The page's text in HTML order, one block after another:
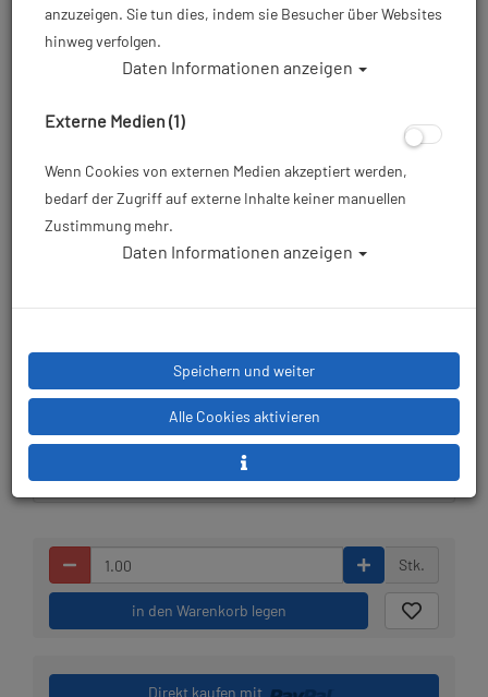
Schnorcheltasche
19,00 €*
Werktagen: lagernd
Stk.
in den Warenkorb legen
Direkt kaufen mit
anzuzeigen. Sie tun dies, indem sie Besucher über Websites
hinweg verfolgen.
Daten Informationen anzeigen
Externe Medien (1)
Wenn Cookies von externen Medien akzeptiert werden,
bedarf der Zugriff auf externe Inhalte keiner manuellen
Zustimmung mehr.
Daten Informationen anzeigen
Speichern und weiter
Alle Cookies aktivieren